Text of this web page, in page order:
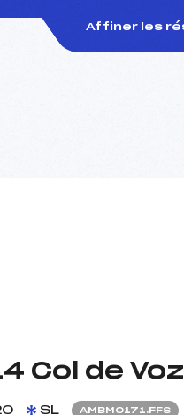
Affiner les
Col de
SL AMBM0171.FFS